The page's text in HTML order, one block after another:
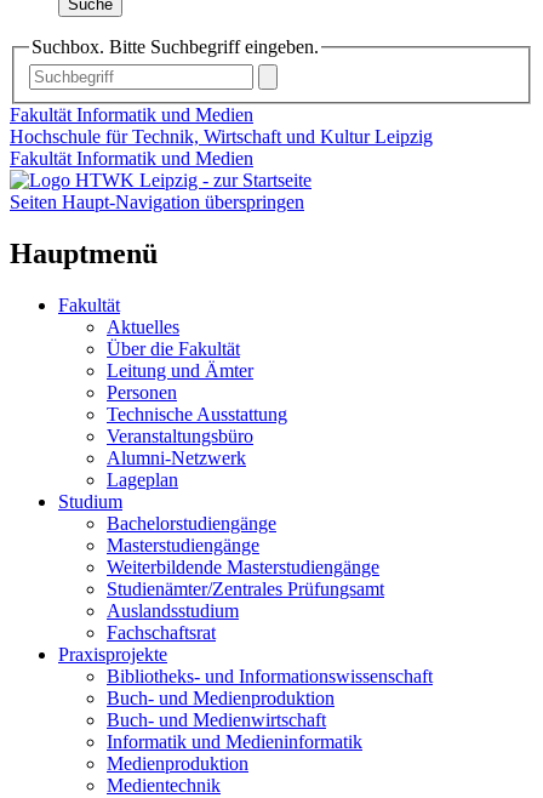
Suche
Suchbox. Bitte Suchbegriff eingeben.
Fakultät Informatik und Medien
Hochschule für Technik, Wirtschaft und Kultur Leipzig
Fakultät Informatik und Medien
Seiten Haupt-Navigation überspringen
Hauptmenü
Fakultät
Aktuelles
Über die Fakultät
Leitung und Ämter
Personen
Technische Ausstattung
Veranstaltungsbüro
Alumni-Netzwerk
Lageplan
Studium
Bachelorstudiengänge
Masterstudiengänge
Weiterbildende Masterstudiengänge
Studienämter/Zentrales Prüfungsamt
Auslandsstudium
Fachschaftsrat
Praxisprojekte
Bibliotheks- und Informationswissenschaft
Buch- und Medienproduktion
Buch- und Medienwirtschaft
Informatik und Medieninformatik
Medienproduktion
Medientechnik